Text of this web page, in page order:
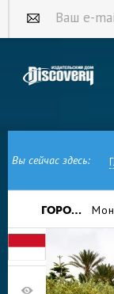
Ваш e-mail
Вы сейчас здесь:
ГОРОДА:
При